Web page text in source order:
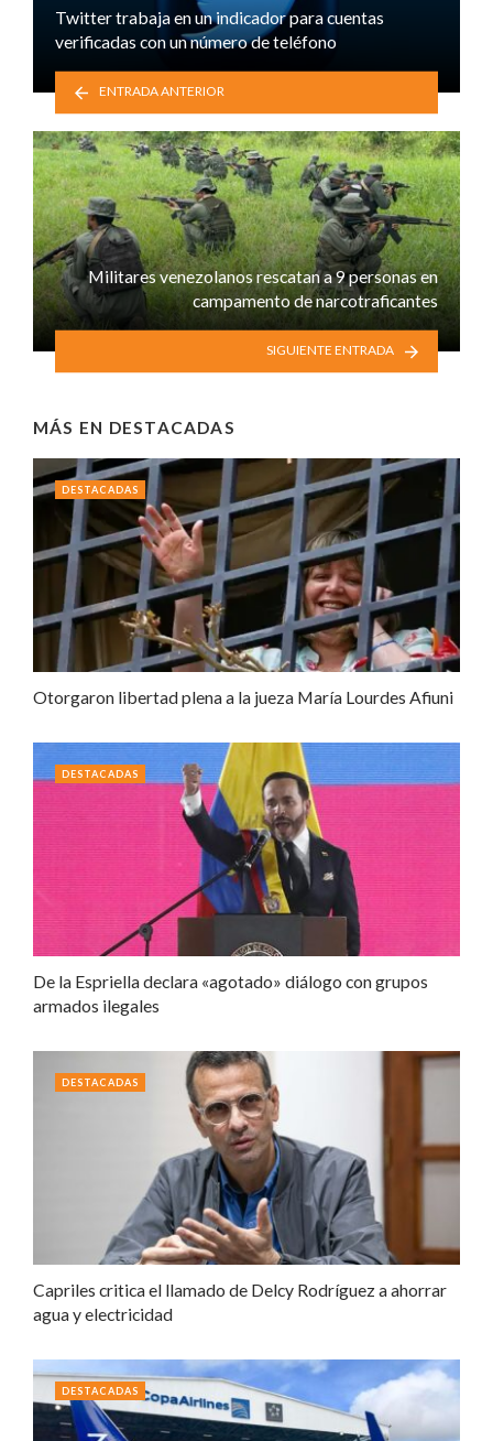
Twitter trabaja en un indicador para cuentas
verificadas con un número de teléfono
ENTRADA ANTERIOR
Militares venezolanos rescatan a 9 personas en
campamento de narcotraficantes
SIGUIENTE ENTRADA
MÁS EN DESTACADAS
Otorgaron libertad plena a la jueza María Lourdes Afiuni
DESTACADAS
De la Espriella declara «agotado» diálogo con grupos
armados ilegales
DESTACADAS
Capriles critica el llamado de Delcy Rodríguez a ahorrar
agua y electricidad
DESTACADAS
DESTACADAS